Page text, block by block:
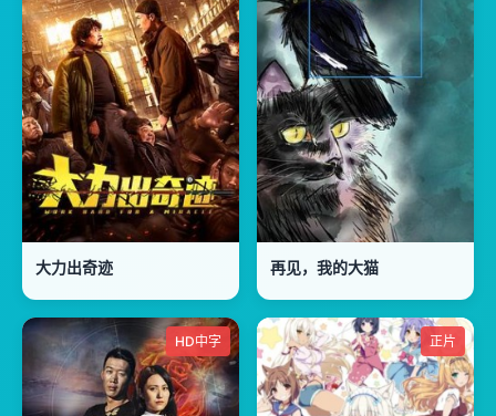
大力出奇迹 再见，我的大猫
HD中字 正片